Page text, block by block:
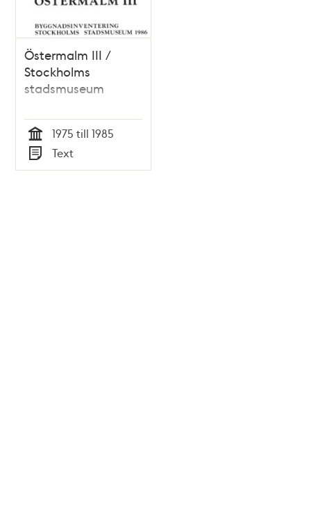
Östermalm III /
Stockholms
stadsmuseum
Tid
1975 till 1985
Typ
Text